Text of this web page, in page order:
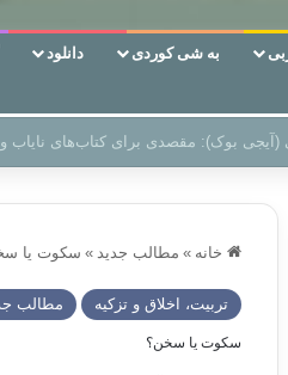
به شی کوردی دانلود
دوری وکناره‌گیری از راه خداست‌!
خانه » مطالب جدید » سکوت یا
تربیت، اخلاق و تزکیه مطالب
سکوت یا سخن؟